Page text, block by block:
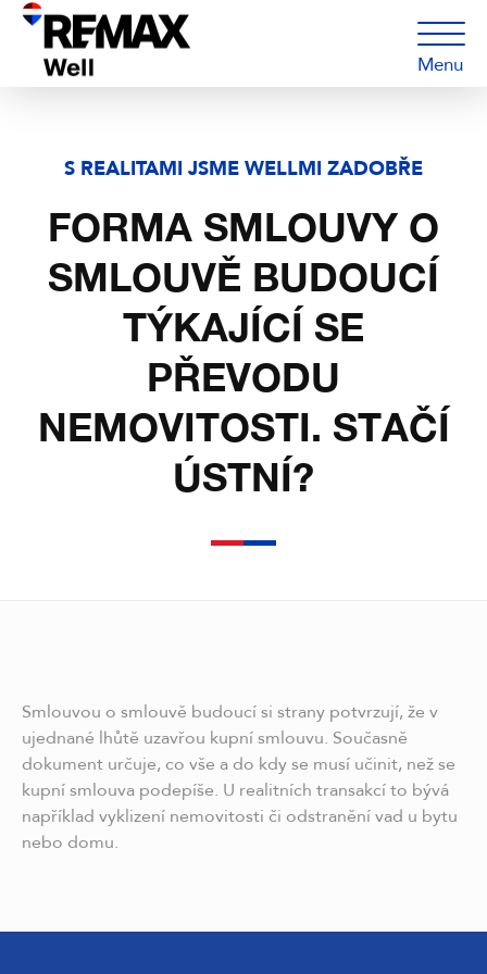
Menu
S REALITAMI JSME WELLMI ZADOBŘE
FORMA SMLOUVY O
SMLOUVĚ BUDOUCÍ
TÝKAJÍCÍ SE
PŘEVODU
NEMOVITOSTI. STAČÍ
ÚSTNÍ?
Smlouvou o smlouvě budoucí si strany potvrzují, že v
ujednané lhůtě uzavřou kupní smlouvu. Současně
dokument určuje, co vše a do kdy se musí učinit, než se
kupní smlouva podepíše. U realitních transakcí to bývá
například vyklizení nemovitosti či odstranění vad u bytu
nebo domu.